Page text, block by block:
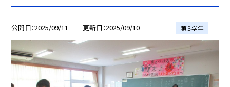
公開日 2025/09/11 更新日 2025/09/10 第３学年